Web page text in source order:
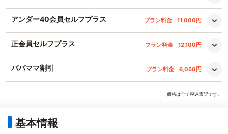
アンダー40会員セルフプラス プラン料金 11,000円
正会員セルフプラス プラン料金 12,100円
パパママ割引 プラン料金 6,050円
価格は全て税込表記です。
基本情報